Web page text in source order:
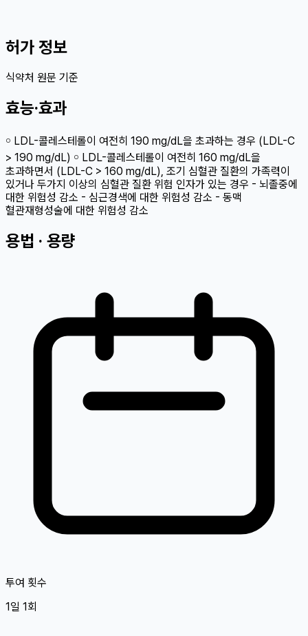
허가 정보
식약처 원문 기준
효능·효과
￮ LDL-콜레스테롤이 여전히 190 mg/dL을 초과하는 경우 (LDL-C
> 190 mg/dL) ￮ LDL-콜레스테롤이 여전히 160 mg/dL을
초과하면서 (LDL-C > 160 mg/dL), 조기 심혈관 질환의 가족력이
있거나 두가지 이상의 심혈관 질환 위험 인자가 있는 경우 - 뇌졸중에
대한 위험성 감소 - 심근경색에 대한 위험성 감소 - 동맥
혈관재형성술에 대한 위험성 감소
용법 · 용량
투여 횟수
1일 1회